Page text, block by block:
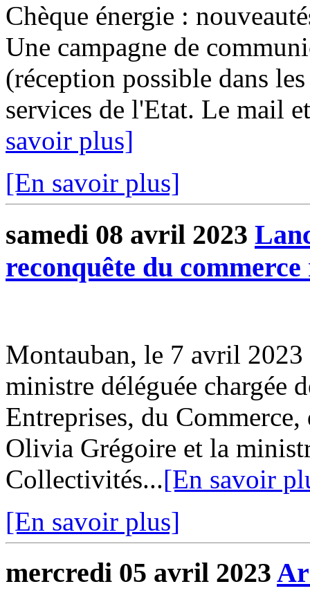
Chèque énergie :
Une campagne de
(réception possible dans
services de l'Etat. Le mail
savoir plus]
[En savoir plus]
samedi 08 avril 2023
reconquête du
Montauban, le 7 avril 2023
ministre déléguée chargée
Entreprises, du
Olivia Grégoire et la
Collectivités...[En savoir
[En savoir plus]
mercredi 05 avril 2023